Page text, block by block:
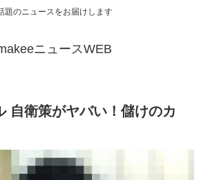
題のニュースをお届けします
ニュースWEB
自衛策がヤバい！儲けのカ